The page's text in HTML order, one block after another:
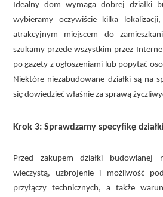
Idealny dom wymaga dobrej działki
wybieramy oczywiście kilka
atrakcyjnym miejscem do
szukamy przede wszystkim przez
po gazety z ogłoszeniami lub popytać
Niektóre niezabudowane działki są na
się dowiedzieć właśnie za sprawą
Krok 3: Sprawdzamy specyfikę
Przed zakupem działki budowlanej
wieczystą, uzbrojenie i możliwość
przyłączy technicznych, a także